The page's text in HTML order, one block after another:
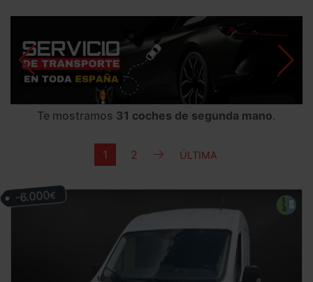
Te mostramos 31 coches de segunda mano.
1 2 SIGUIENTE
ÚLTIMA
-6.000€